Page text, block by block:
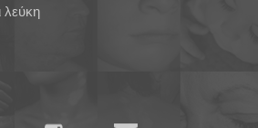
λεύκη